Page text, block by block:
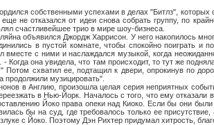
собственными успехами в делах "Битлз", которых
не отказался от идеи снова собрать группу, по
счастливейшее трио в мире шоу-бизнеса.
Джордж Харрисон. У него накопилось
в пустой комнате, чтобы спокойно поиграть и
вместе с ними и наслаждался музыкой, когда
она увидела, что там происходит, то тут же
Потом схватил ее, подтащил к двери, опрокинув по
продолжили музицировать".
Англию, произошла целая серия неприятных
в Нью-Йорк. Началось с того, что ему отказали
Йоко права опеки над Киоко. Если бы они
бы на суд, где требовалось только ее
с Йоко. Поэтому Дэн Рихтер придумал хитрость,